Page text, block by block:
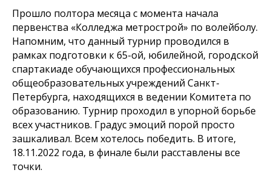
Прошло полтора месяца с момента начала
первенства «Колледжа метрострой» по волейболу.
Напомним, что данный турнир проводился в
рамках подготовки к 65-ой, юбилейной, городской
спартакиаде обучающихся профессиональных
общеобразовательных учреждений Санкт-
Петербурга, находящихся в ведении Комитета по
образованию. Турнир проходил в упорной борьбе
всех участников. Градус эмоций порой просто
зашкаливал. Всем хотелось победить. В итоге,
18.11.2022 года, в финале были расставлены все
точки.